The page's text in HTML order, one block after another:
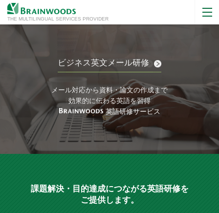
THE MULTILINGUAL SERVICES PROVIDER
オーダーメイド英語研修
お客様の業種・職種に合わせて
研修内容をカスタマイズ
英語研修サービス
法人向け英語研修
英語が着実に身につく研修プログラム
オンラインレッスンにも対応
英語研修サービス
オンライン英語研修
オンライン研修なら
複数拠点や在宅でも受講可能
英語研修サービス
ビジネス英文メール研修
メール対応から資料・論文の作成まで
効果的に伝わる英語を習得
英語研修サービス
プレゼンテーションの英語研修
スライドの準備から話し方まで対応
英語プレゼンへの苦手意識を克服
英語研修サービス
対面会議・オンライン会議の英語研修
対面やWeb会議で役立つフレーズや
運営スキル・ファシリテーションスキルを身につける
英語研修サービス
オーダーメイド英語研修
お客様の業種・職種に合わせて
研修内容をカスタマイズ
英語研修サービス
法人向け英語研修
英語が着実に身につく研修プログラム
オンラインレッスンにも対応
英語研修サービス
課題解決・ 目的達成につながる英語研修を
ご提供します。